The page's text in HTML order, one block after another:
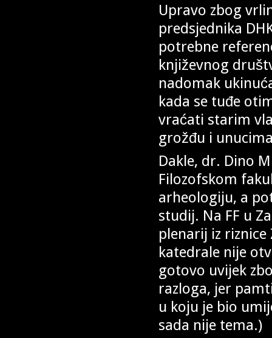
Upravo zbog
predsjednika
potrebne
književnog
nadomak
kada se tuđe
vraćati starim
grožđu i
Dakle, dr. Dino
Filozofskom
arheologiju, a
studij. Na FF u
plenarij iz riznice
katedrale nije
gotovo uvijek
razloga, jer
u koju je bio
sada nije tema.)